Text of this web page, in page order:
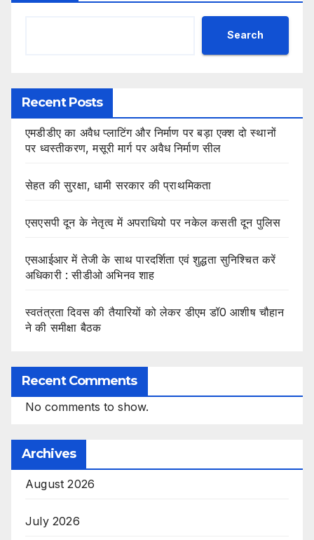
Search
Recent Posts
एमडीडीए का अवैध प्लाटिंग और निर्माण पर बड़ा एक्श दो स्थानों
पर ध्वस्तीकरण, मसूरी मार्ग पर अवैध निर्माण सील
सेहत की सुरक्षा, धामी सरकार की प्राथमिकता
एसएसपी दून के नेतृत्व में अपराधियो पर नकेल कसती दून पुलिस
एसआईआर में तेजी के साथ पारदर्शिता एवं शुद्धता सुनिश्चित करें
अधिकारी : सीडीओ अभिनव शाह
स्वतंत्रता दिवस की तैयारियों को लेकर डीएम डॉ0 आशीष चौहान
ने की समीक्षा बैठक
Recent Comments
No comments to show.
Archives
August 2026
July 2026